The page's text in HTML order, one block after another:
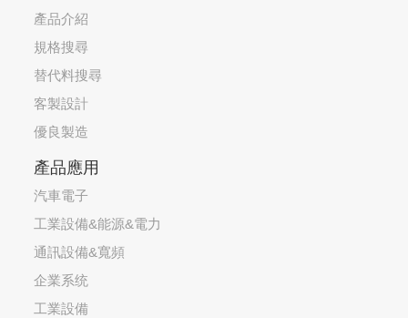
產品介紹
規格搜尋
替代料搜尋
客製設計
優良製造
產品應用
汽車電子
工業設備&能源&電力
通訊設備&寬頻
企業系统
工業設備